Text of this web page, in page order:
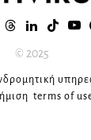
© 2025
terms of